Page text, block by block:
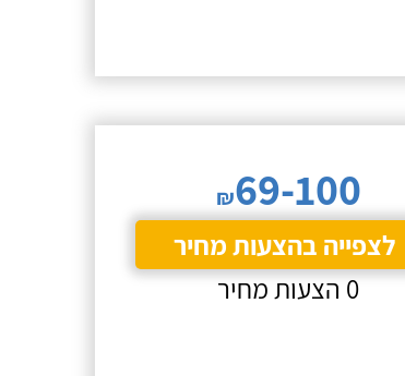
₪69-100
לצפייה בהצעות מחיר
0 הצעות מחיר